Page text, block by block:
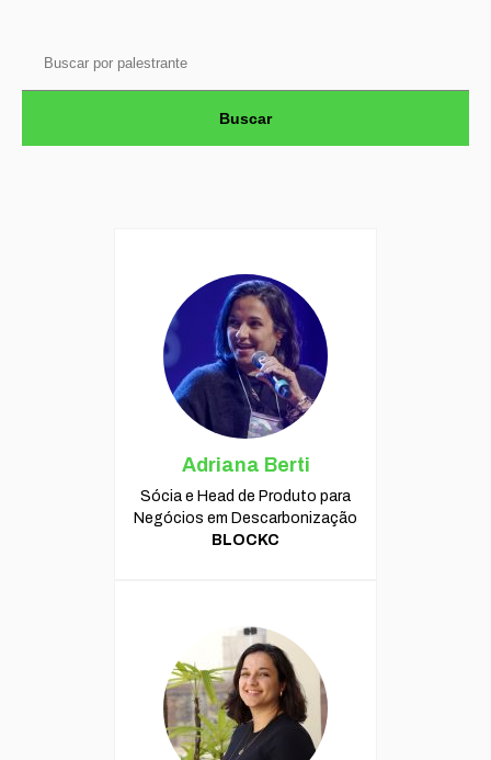
Buscar
Adriana Berti
Sócia e Head de Produto para
Negócios em Descarbonização
BLOCKC